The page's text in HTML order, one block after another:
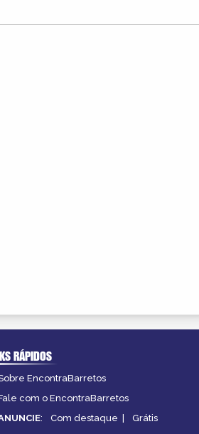
RÁPIDOS
EncontraBarretos
com o EncontraBarretos
: Com destaque | Grátis